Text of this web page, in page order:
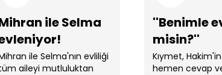
ile Selma
ile Selma'nın evliliği
aileyi mutluluktan
''Benimle
misin?''
Kıymet,
hemen cevap